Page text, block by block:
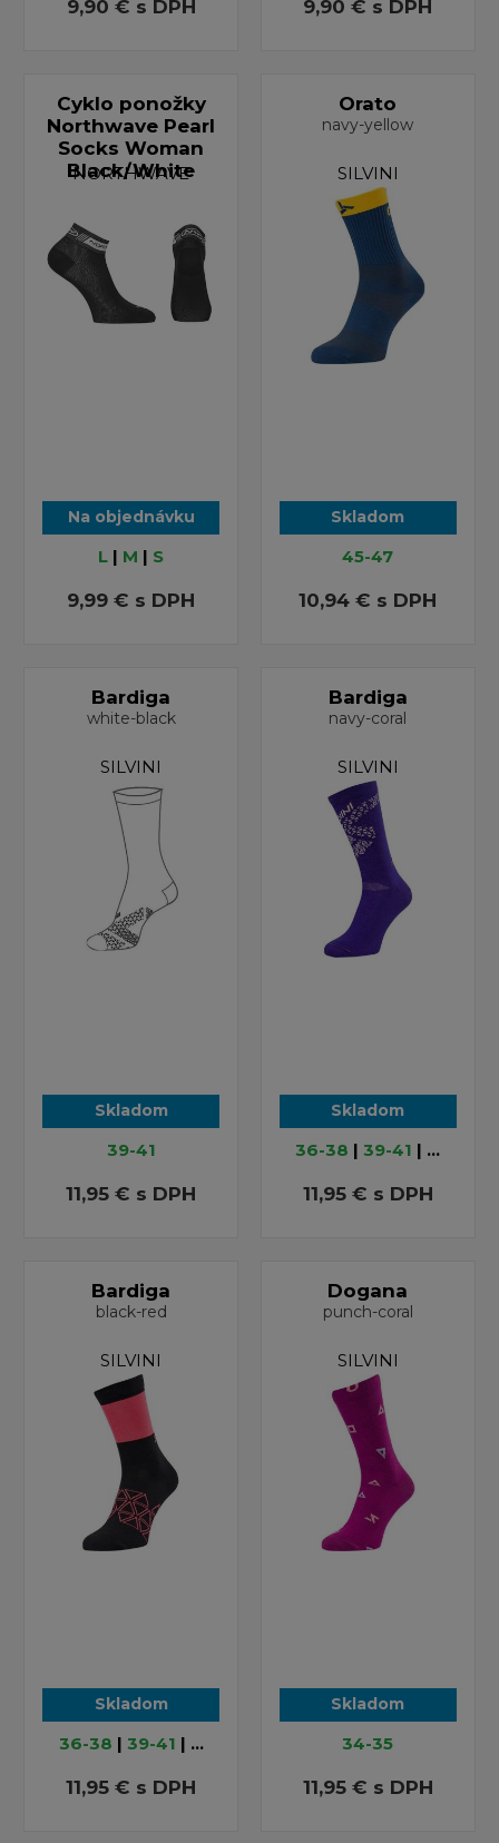
9,90 € s DPH 9,90 € s DPH
Cyklo ponožky
Northwave Pearl
Socks Woman
Black/White
NORTHWAVE
Na objednávku
L | M | S
9,99 € s DPH
Orato
navy-yellow
SILVINI
Skladom
45-47
10,94 € s DPH
Bardiga
white-black
SILVINI
Skladom
39-41
11,95 € s DPH
Bardiga
navy-coral
SILVINI
Skladom
36-38 |39-41 | ...
11,95 € s DPH
Bardiga
black-red
SILVINI
Skladom
36-38 | 39-41 | ...
11,95 € s DPH
Dogana
punch-coral
SILVINI
Skladom
34-35
11,95 € s DPH